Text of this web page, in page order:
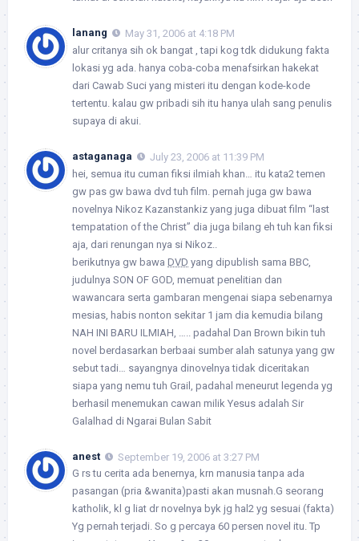
lanang
May 31, 2006 at 4:18 PM
alur critanya sih ok bangat , tapi kog tdk didukung fakta
lokasi yg ada. hanya coba-coba menafsirkan hakekat
dari Cawab Suci yang misteri itu dengan kode-kode
tertentu. kalau gw pribadi sih itu hanya ulah sang penulis
supaya di akui.
astaganaga
July 23, 2006 at 11:39 PM
hei, semua itu cuman fiksi ilmiah khan… itu kata2 temen
gw pas gw bawa dvd tuh film. pernah juga gw bawa
novelnya Nikoz Kazanstankiz yang juga dibuat film “last
tempatation of the Christ” dia juga bilang eh tuh kan fiksi
aja, dari renungan nya si Nikoz..
berikutnya gw bawa DVD yang dipublish sama BBC,
judulnya SON OF GOD, memuat penelitian dan
wawancara serta gambaran mengenai siapa sebenarnya
mesias, habis nonton sekitar 1 jam dia kemudia bilang
NAH INI BARU ILMIAH, ….. padahal Dan Brown bikin tuh
novel berdasarkan berbaai sumber alah satunya yang gw
sebut tadi… sayangnya dinovelnya tidak diceritakan
siapa yang nemu tuh Grail, padahal meneurut legenda yg
berhasil menemukan cawan milik Yesus adalah Sir
Galalhad di Ngarai Bulan Sabit
anest
September 19, 2006 at 3:27 PM
G rs tu cerita ada benernya, krn manusia tanpa ada
pasangan (pria &wanita)pasti akan musnah.G seorang
katholik, kl g liat dr novelnya byk jg hal2 yg sesuai (fakta)
Yg pernah terjadi. So g percaya 60 persen novel itu. Tp